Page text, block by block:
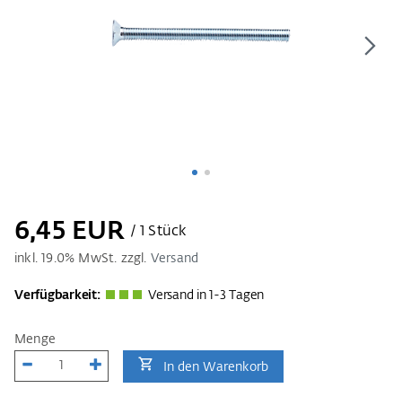
6,45 EUR / 1 Stück
inkl.19.0% MwSt. zzgl. Versand
Verfügbarkeit: Versand in 1-3 Tagen
Menge
In den Warenkorb